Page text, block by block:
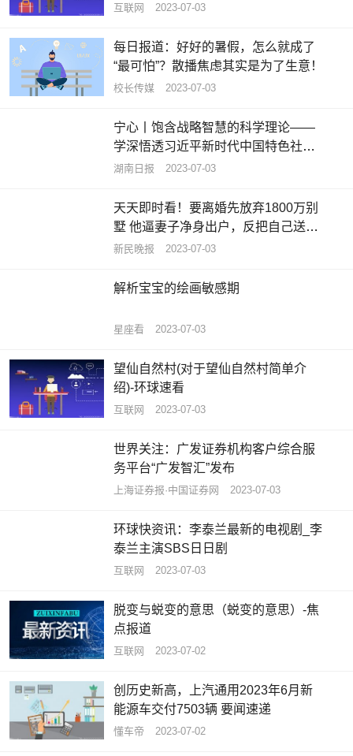
互联网 2023-07-03
每日报道：好好的暑假，怎么就成了
“最可怕”？散播焦虑其实是为了生意！
校长传媒 2023-07-03
宁心丨饱含战略智慧的科学理论——
学深悟透习近平新时代中国特色社会
主义思想之六 热头条
湖南日报 2023-07-03
天天即时看！要离婚先放弃1800万别
墅 他逼妻子净身出户，反把自己送进
班房
新民晚报 2023-07-03
解析宝宝的绘画敏感期
星座看 2023-07-03
望仙自然村(对于望仙自然村简单介
绍)-环球速看
互联网 2023-07-03
世界关注：广发证券机构客户综合服
务平台“广发智汇”发布
上海证券报·中国证券网 2023-07-03
环球快资讯：李泰兰最新的电视剧_李
泰兰主演SBS日日剧
互联网 2023-07-03
脱变与蜕变的意思（蜕变的意思）-焦
点报道
互联网 2023-07-02
创历史新高，上汽通用2023年6月新
能源车交付7503辆 要闻速递
懂车帝 2023-07-02